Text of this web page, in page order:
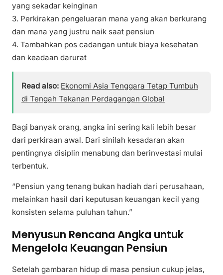
yang sekadar keinginan
3. Perkirakan pengeluaran mana yang akan berkurang
dan mana yang justru naik saat pensiun
4. Tambahkan pos cadangan untuk biaya kesehatan
dan keadaan darurat
Read also: Ekonomi Asia Tenggara Tetap Tumbuh
di Tengah Tekanan Perdagangan Global
Bagi banyak orang, angka ini sering kali lebih besar
dari perkiraan awal. Dari sinilah kesadaran akan
pentingnya disiplin menabung dan berinvestasi mulai
terbentuk.
“Pensiun yang tenang bukan hadiah dari perusahaan,
melainkan hasil dari keputusan keuangan kecil yang
konsisten selama puluhan tahun.”
Menyusun Rencana Angka untuk
Mengelola Keuangan Pensiun
Setelah gambaran hidup di masa pensiun cukup jelas,